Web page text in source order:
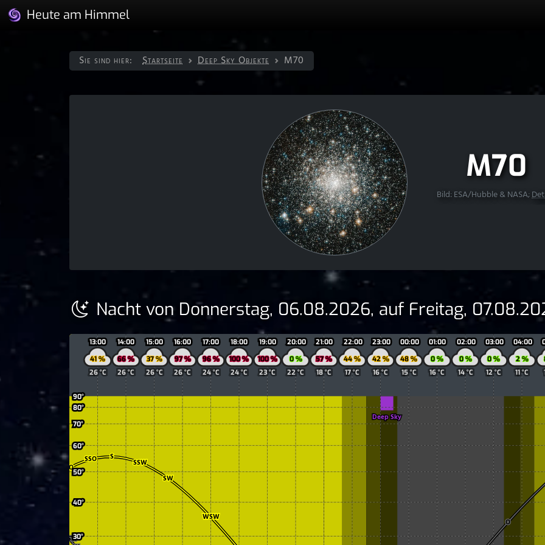
Heute am Himmel
Sie sind hier: Startseite Deep Sky Objekte M70
M70
Bild: ESA/Hubble & NASA;
Nacht von Donnerstag, 06.08.2026, auf Freitag,